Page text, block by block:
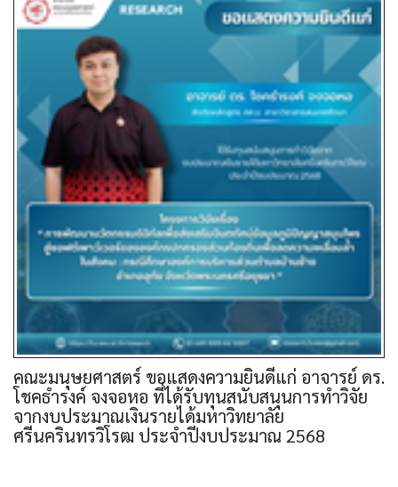
คณะมนุษยศาสตร์ ขอแสดงความยินดีแก่ อาจารย์ ดร.
โชคธำรงค์ จงจอหอ ที่ได้รับทุนสนับสนุนการทำวิจัย
จากงบประมาณเงินรายได้มหาวิทยาลัย
ศรีนครินทรวิโรฒ ประจำปีงบประมาณ 2568